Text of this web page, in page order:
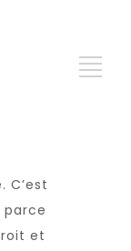
C’est
et